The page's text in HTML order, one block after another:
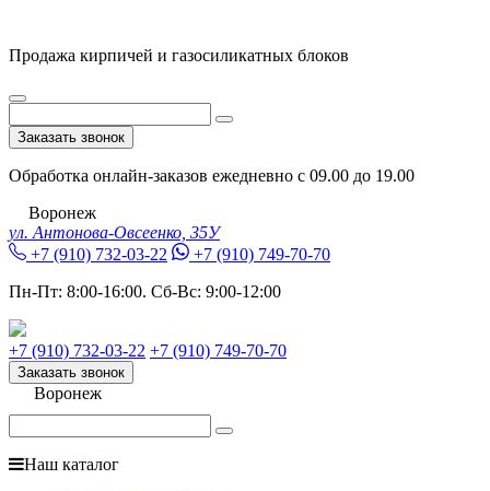
Продажа кирпичей и газосиликатных блоков
Заказать звонок
Обработка онлайн-заказов ежедневно с 09.00 до 19.00
Воронеж
ул. Антонова-Овсеенко, 35У
+7 (910) 732-03-22
+7 (910) 749-70-70
Пн-Пт: 8:00-16:00. Сб-Вс: 9:00-12:00
+7 (910) 732-03-22 +7 (910) 749-70-70
Заказать звонок
Воронеж
Наш каталог